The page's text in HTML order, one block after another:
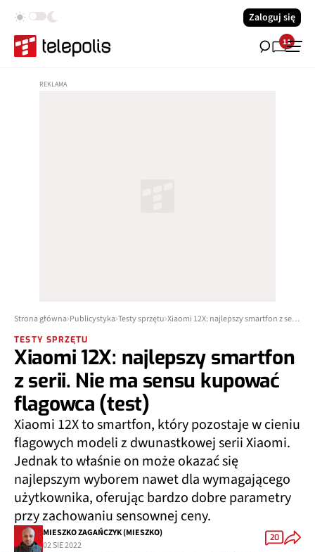
Zaloguj się
11
Strona główna Publicystyka Testy sprzętu Xiaomi 12X: najlepszy smartfon z serii. Nie ma sensu kupować flagowca (test)
TESTY SPRZĘTU
Xiaomi 12X: najlepszy smartfon
z serii. Nie ma sensu kupować
flagowca (test)
Xiaomi 12X to smartfon, który pozostaje w cieniu
flagowych modeli z dwunastkowej serii Xiaomi.
Jednak to właśnie on może okazać się
najlepszym wyborem nawet dla wymagającego
użytkownika, oferując bardzo dobre parametry
przy zachowaniu sensownej ceny.
MIESZKO ZAGAŃCZYK (MIESZKO)
02 SIE 2022
20